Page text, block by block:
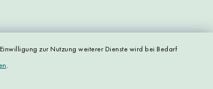
zur Nutzung weiterer Dienste wird bei Bedarf
.